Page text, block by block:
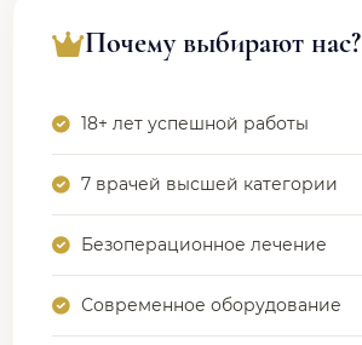
Почему выбирают нас?
18+ лет успешной работы
7 врачей высшей категории
Безоперационное лечение
Современное оборудование